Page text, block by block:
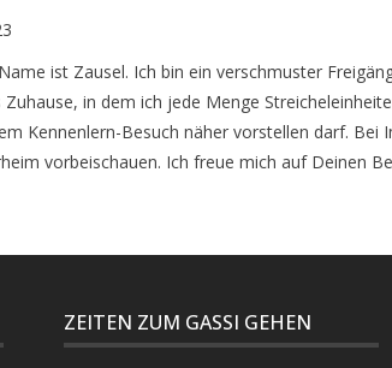
ist Zausel. Ich bin ein verschmuster
Zuhause, in dem ich jede Menge
Kennenlern-Besuch näher vorstellen darf.
vorbeischauen. Ich freue mich auf Deinen
ZEITEN ZUM GASSI GEHEN